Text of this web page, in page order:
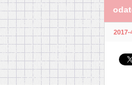
2017-